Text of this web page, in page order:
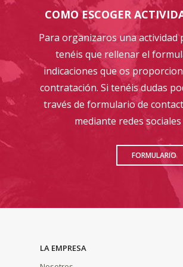
COMO ESCOGER
Para organizaros una
tenéis que rellenar el
indicaciones que os
contratación. Si tenéis dudas
través de formulario de
mediante redes sociales
FORMULARIO
LA EMPRESA